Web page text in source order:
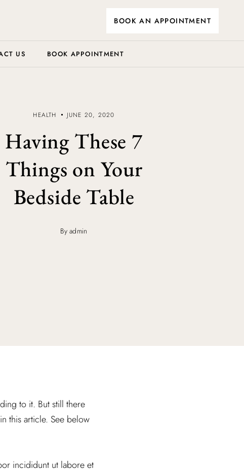
BOOK AN APPOINTMENT
US BOOK APPOINTMENT
HEALTH JUNE 20, 2020
Having These 7
Things on Your
Bedside Table
By admin
to it. But still there
this article. See below
incididunt ut labore et